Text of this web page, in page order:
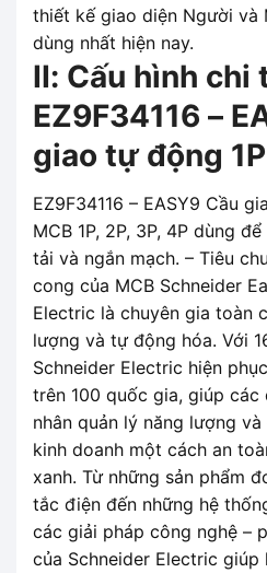
thiết kế giao diện Người và
dùng nhất hiện nay.
II: Cấu hình chi
EZ9F34116 –
giao tự động
EZ9F34116 – EASY9 Cầu
MCB 1P, 2P, 3P, 4P dùng
tải và ngắn mạch. – Tiêu
cong của MCB Schneider
Electric là chuyên gia toàn
lượng và tự động hóa. Với
Schneider Electric hiện
trên 100 quốc gia, giúp các
nhân quản lý năng lượng
kinh doanh một cách an
xanh. Từ những sản phẩm
tắc điện đến những hệ
các giải pháp công nghệ –
của Schneider Electric giúp